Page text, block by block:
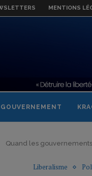
MENTIONS
GOUVERNEMENT
Quand les
Liberalisme